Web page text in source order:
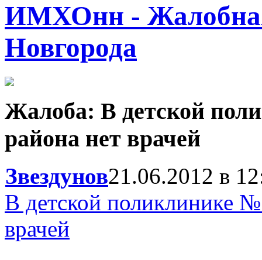
ИМХОнн -
Новгорода
Жалоба: В детской
района нет врачей
Звездунов21.06.2012 в
В детской поликлинике
врачей